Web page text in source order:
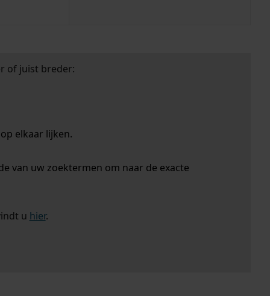
of juist breder:
elkaar lijken.
van uw zoektermen om naar de exacte
u hier.